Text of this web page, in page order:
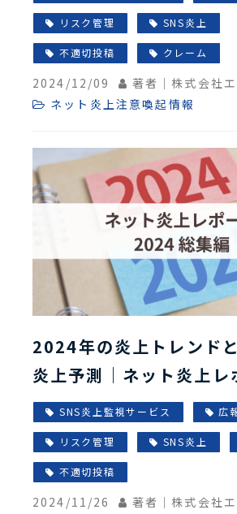
リスク管理 SNS炎上
不適切投稿 クレーム
2024/12/09
著者｜株式会社
ネット炎上注意喚起情報
2024年の炎上トレンド
炎上予測｜ネット炎上レ
編
SNS炎上監視サービス 広
リスク管理 SNS炎上
不適切投稿
2024/11/26
著者｜株式会社